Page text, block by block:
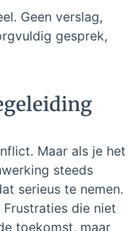
Geen verslag,
gesprek,
Maar als je het
steeds
serieus te nemen.
die niet
toekomst, maar